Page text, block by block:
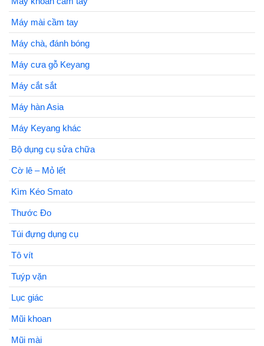
Máy mài cầm tay
Máy chà, đánh bóng
Máy cưa gỗ Keyang
Máy cắt sắt
Máy hàn Asia
Máy Keyang khác
Bộ dụng cụ sửa chữa
Cờ lê – Mỏ lết
Kìm Kéo Smato
Thước Đo
Túi đựng dụng cụ
Tô vít
Tuýp vặn
Lục giác
Mũi khoan
Mũi mài